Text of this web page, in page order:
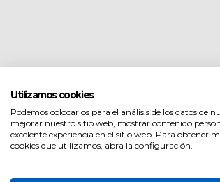
Utilizamos cookies
Podemos colocarlos para el análisis de los datos de
mejorar nuestro sitio web, mostrar contenido
excelente experiencia en el sitio web. Para obtener
cookies que utilizamos, abra la configuración.